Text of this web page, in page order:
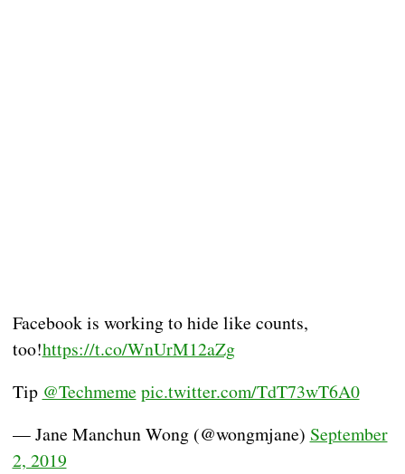
Facebook is working to hide like counts,
too!https://t.co/WnUrM12aZg
Tip @Techmeme pic.twitter.com/TdT73wT6A0
— Jane Manchun Wong (@wongmjane) September
2, 2019